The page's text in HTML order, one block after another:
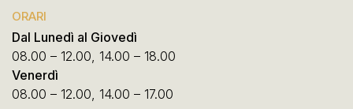
ORARI
Dal Lunedì al Giovedì
08.00 – 12.00, 14.00 – 18.00
Venerdì
08.00 – 12.00, 14.00 – 17.00